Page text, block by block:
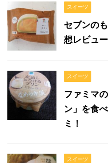
スイーツ
セブンの
想レビュー
スイーツ
ファミマ
ン」を食
ミ！
スイーツ